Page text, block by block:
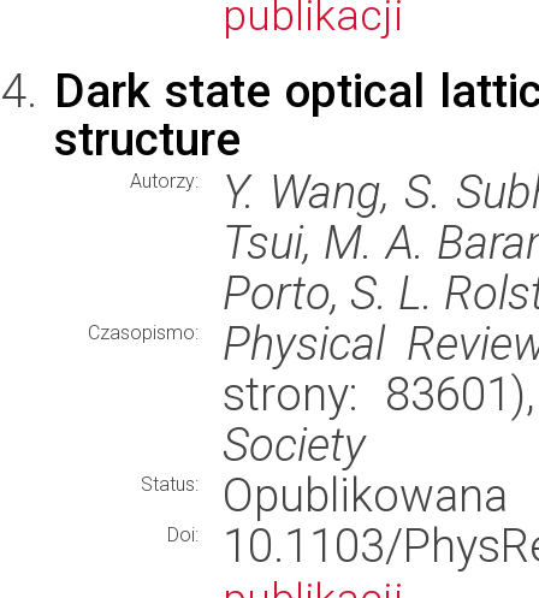
publikacji
Dark state optical
structure
Autorzy:
Y. Wang, S.
Tsui, M. A.
Porto, S. L.
Czasopismo:
Physical
strony:
Society
Status: Opublikowana
Doi: 10.1103/